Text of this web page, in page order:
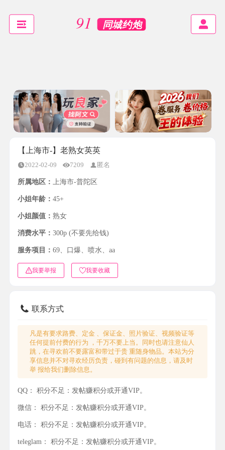
【上海市-】老熟女英英
2022-02-09 7209 匿名
所属地区： 上海市-普陀区
小姐年龄： 45+
小姐颜值： 熟女
消费水平： 300p (不要先给钱)
服务项目： 69、口爆、喷水、aa
我要举报 我要收藏
联系方式
凡是有要求路费、定金 、保证金、照片验证、视频验证等
任何提前付费的行为 ，千万不要上当。同时也请注意仙人
跳，在寻欢前不要露富和带过于贵 重随身物品。本站为分
享信息并不对寻欢经历负责，碰到有问题的信息，请及时
举 报给我们删除信息。
QQ： 积分不足：发帖赚积分或开通VIP。
微信： 积分不足：发帖赚积分或开通VIP。
电话： 积分不足：发帖赚积分或开通VIP。
teleglam： 积分不足：发帖赚积分或开通VIP。